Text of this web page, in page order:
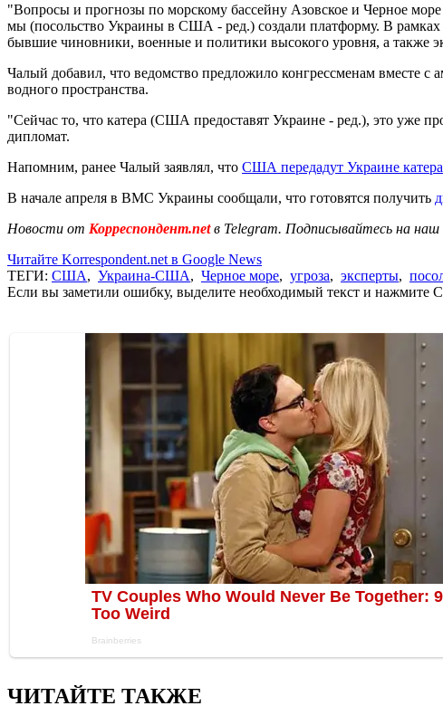
"Вопросы и прогнозы по морскому бассейну Азовское и Черное
мы (посольство Украины в США - ред.) создали платформу. В рамках
бывшие чиновники, военные и политики высокого уровня, а также
Чалый добавил, что ведомство предложило конгрессменам вместе
водного пространства.
"Сейчас то, что катера (США предоставят Украине - ред.), это уже
дипломат.
Напомним, ранее Чалый заявлял, что США передадут Украине катера
В начале апреля в ВМС Украины сообщали, что готовятся получить
Новости от Корреспондент.netв Telegram. Подписывайтесь на наш
Читайте Korrespondent.net в Google News
ТЕГИ: США, Украина-США, Черное море, угроза, эксперты,
Если вы заметили ошибку, выделите необходимый текст и нажмите
ЧИТАЙТЕ ТАКЖЕ